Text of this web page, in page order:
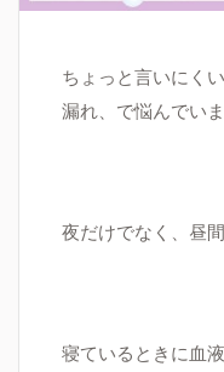
ちょっと言いにく
漏れ、で悩んでいま
夜だけでなく、昼
寝ているときに血